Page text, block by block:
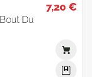
7,20 €
Du